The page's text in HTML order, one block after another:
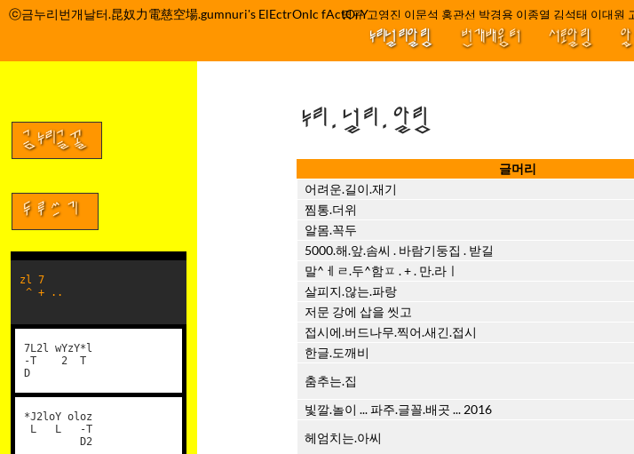
컨
기
ⓒ금누리번개날터.昆奴力電慈空場.gumnuri's ElEctrOnIc fActOrY박정관 조명규 고영진 이문석 홍관선 박경용 이종열 김석태 이대원
누리널리알림 번개배움터 서로알림
누리.널리.알림
글머리
어려운.길이.재기
찜통.더위
알몸.꼭두
5000.해.앞.솜씨 . 바람기둥집 . 받길
말^ㅔㄹ.두^함ㅍ . + . 만.라ㅣ
살피지.않는.파랑
저문 강에 삽을 씻고
접시에.버드나무.찍어.새긴.접시
한글.도깨비
춤추는.집
빛깔.놀이 ... 파주.글꼴.배곳 ... 2016
헤엄치는.아씨
금누리글꼴
두루쓰기
zl 7
^ + ..
7L2l wYzY*l
-T 2 T
D
*J2loY oloz
L L -T
D2